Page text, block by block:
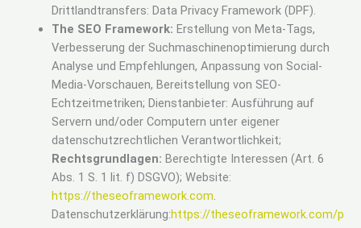
Drittlandtransfers: Data Privacy Framework (DPF).
The SEO Framework: Erstellung von Meta-Tags,
Verbesserung der Suchmaschinenoptimierung durch
Analyse und Empfehlungen, Anpassung von Social-
Media-Vorschauen, Bereitstellung von SEO-
Echtzeitmetriken; Dienstanbieter: Ausführung auf
Servern und/oder Computern unter eigener
datenschutzrechtlichen Verantwortlichkeit;
Rechtsgrundlagen: Berechtigte Interessen (Art. 6
Abs. 1 S. 1 lit. f) DSGVO); Website:
https://theseoframework.com.
Datenschutzerklärung:https://theseoframework.com/p